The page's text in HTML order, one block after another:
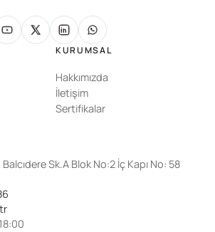
KURUMSAL
Hakkımızda
İletişim
Sertifikalar
Balcıdere Sk.A Blok No:2 İç Kapı No: 58